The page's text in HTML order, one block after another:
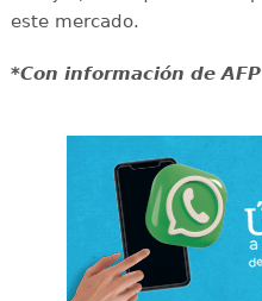
este mercado.
*Con información de AFP